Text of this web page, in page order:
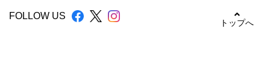
FOLLOW US
トップへ